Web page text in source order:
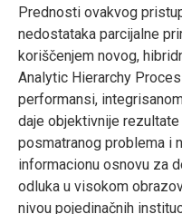
Prednosti ovakvog
nedostataka parcijalne
koriščenjem novog,
Analytic Hierarchy
performansi,
daje objektivnije
posmatranog problema i
informacionu osnovu za
odluka u visokom
nivou pojedinačnih